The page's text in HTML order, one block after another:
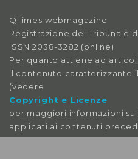
Anno X, Numero 3
2018
Anno X, Numero 2
2018
Anno X, Numero 1
2018
QTimes webmagazine
Registrazione del Tribunale
ISSN 2038-3282 (online)
Per quanto attiene ad
il contenuto caratterizzante
(vedere
Copyright e Licenze
per maggiori informazioni
applicati ai contenuti